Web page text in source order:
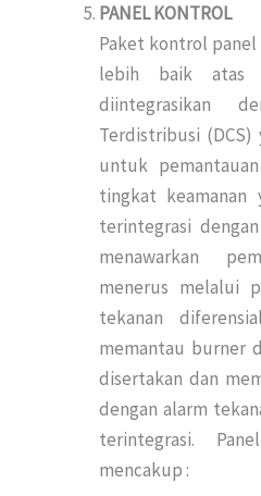
PANEL KONTROL
Paket kontrol
lebih baik atas
diintegrasikan
Terdistribusi
untuk
tingkat
terintegrasi
menawarkan
menerus melalui
tekanan
memantau burner
disertakan dan
dengan alarm
terintegrasi.
mencakup :